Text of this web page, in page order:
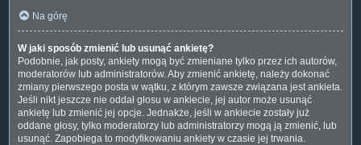
Na górę
W jaki sposób zmienić lub usunąć ankietę?
Podobnie, jak posty, ankiety mogą być zmieniane tylko przez ich autorów,
moderatorów lub administratorów. Aby zmienić ankietę, należy dokonać
zmiany pierwszego posta w wątku, z którym zawsze związana jest ankieta.
Jeśli nikt jeszcze nie oddał głosu w ankiecie, jej autor może usunąć
ankietę lub zmienić jej opcje. Jednakże, jeśli w ankiecie zostały już
oddane głosy, tylko moderatorzy lub administratorzy mogą ją zmienić, lub
usunąć. Zapobiega to modyfikowaniu ankiety w czasie jej trwania.